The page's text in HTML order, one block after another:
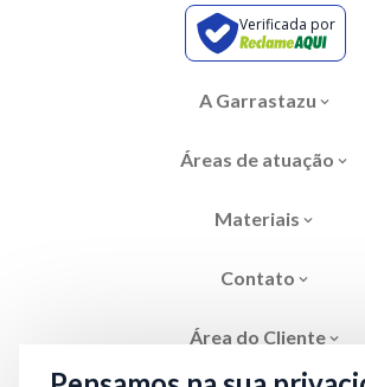
Verificada por
A Garrastazu
Áreas de atuação
Materiais
Contato
Área do Cliente